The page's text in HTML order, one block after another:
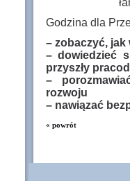
Godzina dla
– zobaczyć, jak
– dowiedzieć
przyszły
–
rozwoju
– nawiązać
« powrót